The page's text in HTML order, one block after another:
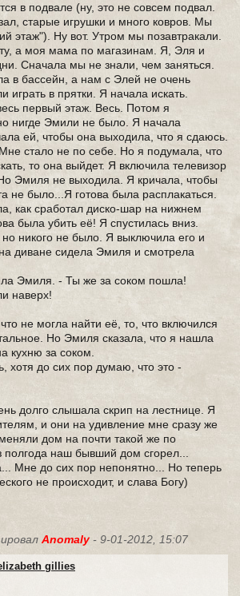
в подвале (ну, это не совсем подвал.
старые игрушки и много ковров. Мы
этаж"). Ну вот. Утром мы позавтракали.
а моя мама по магазинам. Я, Эля и
Сначала мы не знали, чем заняться.
в бассейн, а нам с Элей не очень
в прятки. Я начала искать.
первый этаж. Весь. Потом я
нигде Эмили не было. Я начала
ей, чтобы она выходила, что я сдаюсь.
стало не по себе. Но я подумала, что
то она выйдет. Я включила телевизор
Эмиля не выходила. Я кричала, чтобы
не было...Я готова была расплакаться.
как сработал диско-шар на нижнем
была убить её! Я спустилась вниз.
никого не было. Я выключила его и
диване сидела Эмиля и смотрела
Эмиля. - Ты же за соком пошла!
наверх!
не могла найти её, то, что включился
Но Эмиля сказала, что я нашла
кухню за соком.
хотя до сих пор думаю, что это -
долго слышала скрип на лестнице. Я
и они на удивление мне сразу же
дом на почти такой же по
полгода наш бывший дом сгорел...
Мне до сих пор непонятно... Но теперь
не происходит, и слава Богу)
Anomaly- 9-01-2012, 15:07
gillies